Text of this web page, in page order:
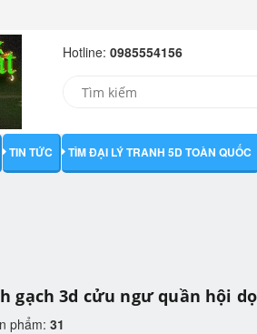
Hotline: 0985554156
TIN TỨC TÌM ĐẠI LÝ TRANH 5D TOÀN QUỐC
gạch 3d cửu ngư quần hội
phẩm:31